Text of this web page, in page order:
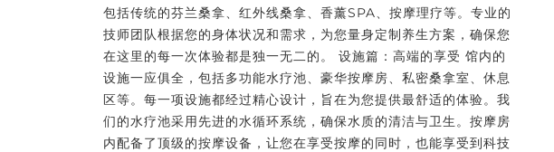
包括传统的芬兰桑拿、红外线桑拿、香薰SPA、按摩理疗等。专业的
技师团队根据您的身体状况和需求，为您量身定制养生方案，确保您
在这里的每一次体验都是独一无二的。 设施篇：高端的享受 馆内的
设施一应俱全，包括多功能水疗池、豪华按摩房、私密桑拿室、休息
区等。每一项设施都经过精心设计，旨在为您提供最舒适的体验。我
们的水疗池采用先进的水循环系统，确保水质的清洁与卫生。按摩房
内配备了顶级的按摩设备，让您在享受按摩的同时，也能享受到科技